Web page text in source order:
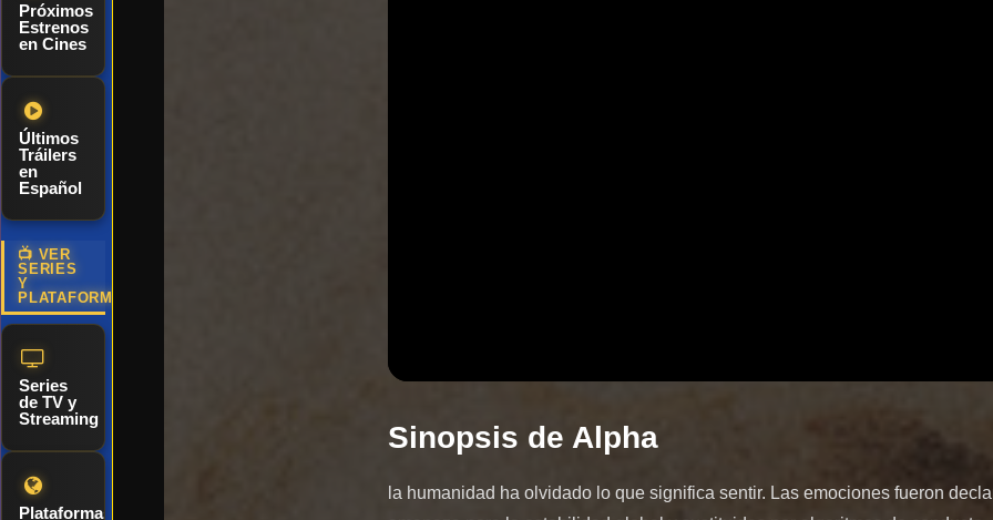
Próximos
Estrenos
en Cines
Últimos
Tráilers
en
Español
📺 VER
SERIES
Y
PLATAFORMAS
Series
de TV y
Streaming
Plataformas
Sinopsis de Alpha
la humanidad ha olvidado lo que significa sentir. Las emociones fueron